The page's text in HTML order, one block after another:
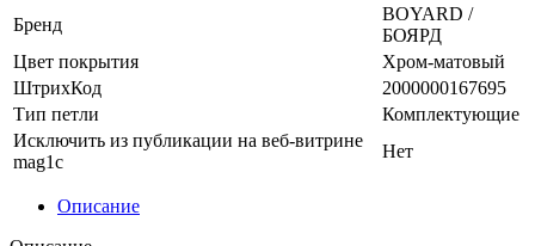
Бренд
BOYARD /
БОЯРД
Цвет покрытия
Хром-матовый
ШтрихКод
2000000167695
Тип петли
Комплектующие
Исключить из публикации на веб-витрине
mag1c
Нет
Описание